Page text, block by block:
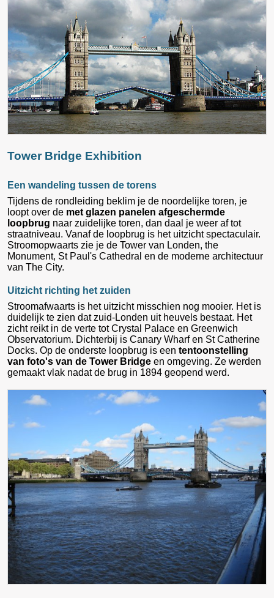
Tower Bridge Exhibition
Een wandeling tussen de torens
Tijdens de rondleiding beklim je de noordelijke toren, je
loopt over de met glazen panelen afgeschermde
loopbrug naar zuidelijke toren, dan daal je weer af tot
straatniveau. Vanaf de loopbrug is het uitzicht spectaculair.
Stroomopwaarts zie je de Tower van Londen, the
Monument, St Paul's Cathedral en de moderne architectuur
van The City.
Uitzicht richting het zuiden
Stroomafwaarts is het uitzicht misschien nog mooier. Het is
duidelijk te zien dat zuid-Londen uit heuvels bestaat. Het
zicht reikt in de verte tot Crystal Palace en Greenwich
Observatorium. Dichterbij is Canary Wharf en St Catherine
Docks. Op de onderste loopbrug is een tentoonstelling
van foto's van de Tower Bridge en omgeving. Ze werden
gemaakt vlak nadat de brug in 1894 geopend werd.